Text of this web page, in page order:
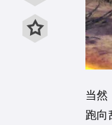
当然
跑向